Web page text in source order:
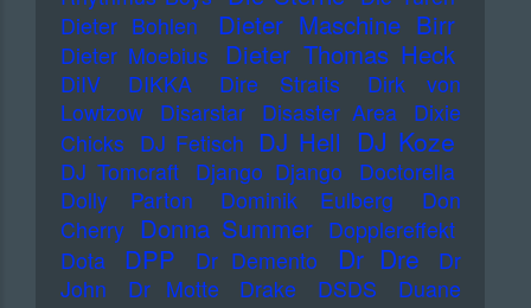
Dieter Bohlen
Dieter Maschine Birr
Dieter Moebius Dieter Thomas Heck
DiIV DIKKA Dire Straits
Dirk von
Lowtzow
Disarstar Disaster Area
Dixie
Chicks DJ Fetisch DJ Hell DJ Koze
DJ Tomcraft Django Django
Doctorella
Dolly Parton
Dominik Eulberg
Don
Cherry Donna Summer Dopplereffekt
Dota
DPP Dr Demento Dr Dre
Dr
John
Dr Motte Drake DSDS
Duane